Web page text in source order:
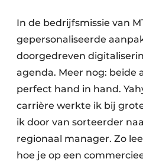
In de bedrijfsmissie van
gepersonaliseerde
doorgedreven
agenda. Meer nog: beide
perfect hand in hand.
carrière werkte ik bij
ik door van sorteerder
regionaal manager. Zo
hoe je op een